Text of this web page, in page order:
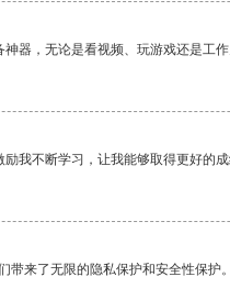
器，无论是看视频、玩游戏还是工
我不断学习，让我能够取得更好的
带来了无限的隐私保护和安全性保护